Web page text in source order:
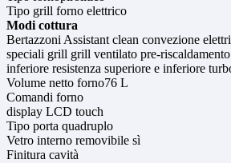
Tipo grill forno elettrico
Modi cottura
Bertazzoni Assistant clean convezione
speciali grill grill ventilato pre-riscaldamento
inferiore resistenza superiore e inferiore
Volume netto forno76 L
Comandi forno
display LCD touch
Tipo porta quadruplo
Vetro interno removibile sì
Finitura cavità